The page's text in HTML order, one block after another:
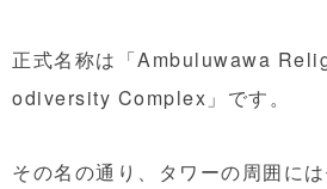
正式名称は「Ambuluwawa
odiversity Complex」です。
その名の通り、タワーの周囲に